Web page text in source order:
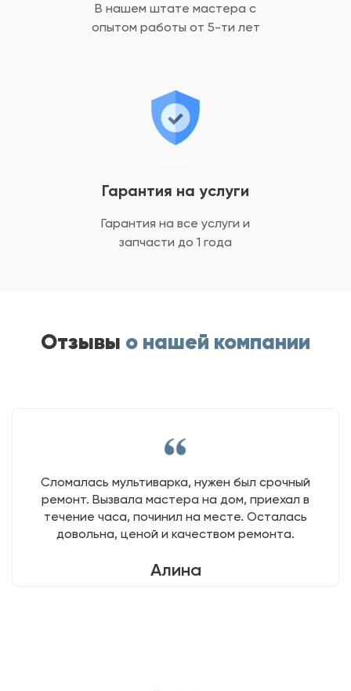
Гарантия на услуги
Гарантия на все услуги и
запчасти до 1 года
В нашем штате мастера с
опытом работы от 5-ти лет
Отзывы о нашей компании
Сломалась мультиварка, нужен был срочный
ремонт. Вызвала мастера на дом, приехал в
течение часа, починил на месте. Осталась
довольна, ценой и качеством ремонта.
Алина